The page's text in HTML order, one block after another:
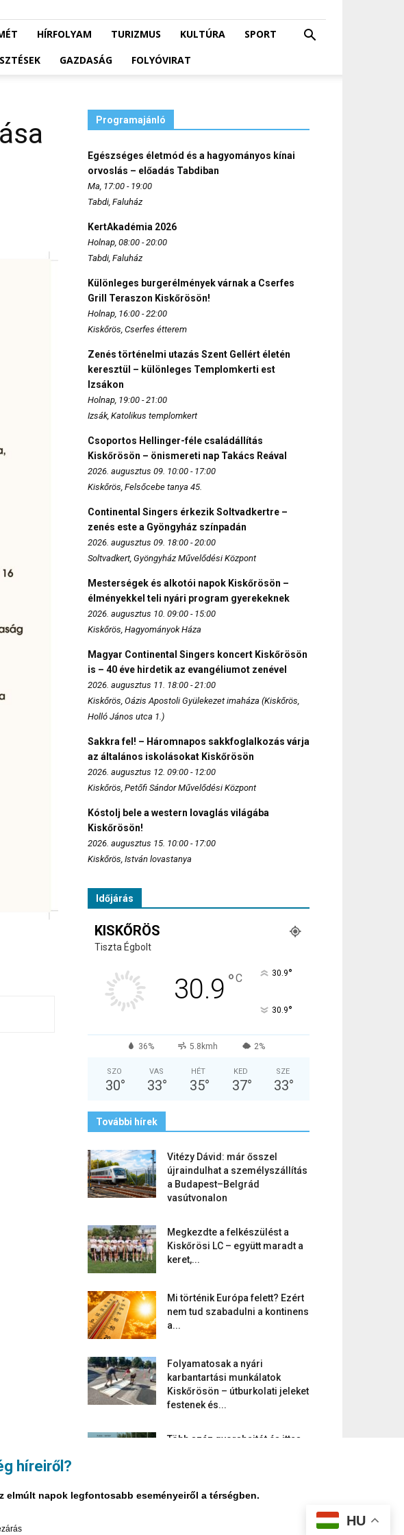
híreiről?
napok legfontosabb eseményeiről a térségben.
HÍRFOLYAM TURIZMUS KULTÚRA
SPORT
GAZDASÁG FOLYÓVIRAT
Programajánló
Egészséges életmód és a hagyományos kínai
orvoslás – előadás Tabdiban
Ma, 17:00 - 19:00
Tabdi, Faluház
KertAkadémia 2026
Holnap, 08:00 - 20:00
Tabdi, Faluház
Különleges burgerélmények várnak a Cserfes
Grill Teraszon Kiskőrösön!
Holnap, 16:00 - 22:00
Kiskőrös, Cserfes étterem
Zenés történelmi utazás Szent Gellért életén
keresztül – különleges Templomkerti est
Izsákon
Holnap, 19:00 - 21:00
Izsák, Katolikus templomkert
Csoportos Hellinger-féle családállítás
Kiskőrösön – önismereti nap Takács Reával
2026. augusztus 09. 10:00 - 17:00
Kiskőrös, Felsőcebe tanya 45.
Continental Singers érkezik Soltvadkertre –
zenés este a Gyöngyház színpadán
2026. augusztus 09. 18:00 - 20:00
Soltvadkert, Gyöngyház Művelődési Központ
Mesterségek és alkotói napok Kiskőrösön –
élményekkel teli nyári program gyerekeknek
2026. augusztus 10. 09:00 - 15:00
Kiskőrös, Hagyományok Háza
Magyar Continental Singers koncert Kiskőrösön
is – 40 éve hirdetik az evangéliumot zenével
2026. augusztus 11. 18:00 - 21:00
Kiskőrös, Oázis Apostoli Gyülekezet imaháza (Kiskőrös,
Holló János utca 1.)
Sakkra fel! – Háromnapos sakkfoglalkozás várja
az általános iskolásokat Kiskőrösön
2026. augusztus 12. 09:00 - 12:00
Kiskőrös, Petőfi Sándor Művelődési Központ
Kóstolj bele a western lovaglás világába
Kiskőrösön!
2026. augusztus 15. 10:00 - 17:00
Kiskőrös, István lovastanya
Időjárás
KISKŐRÖS
Tiszta Égbolt
30.9 °C 30.9°
30.9°
36% 5.8kmh 2%
SZO
30°
VAS
33°
HÉT
35°
KED
37°
SZE
33°
További hírek
Vitézy Dávid: már ősszel
újraindulhat a személyszállítás
a Budapest–Belgrád
vasútvonalon
Megkezdte a felkészülést a
Kiskőrösi LC – együtt maradt a
keret,...
Mi történik Európa felett? Ezért
nem tud szabadulni a kontinens
a...
Folyamatosak a nyári
karbantartási munkálatok
Kiskőrösön – útburkolati jeleket
festenek és...
Több száz gyorshajtót és ittas
HU